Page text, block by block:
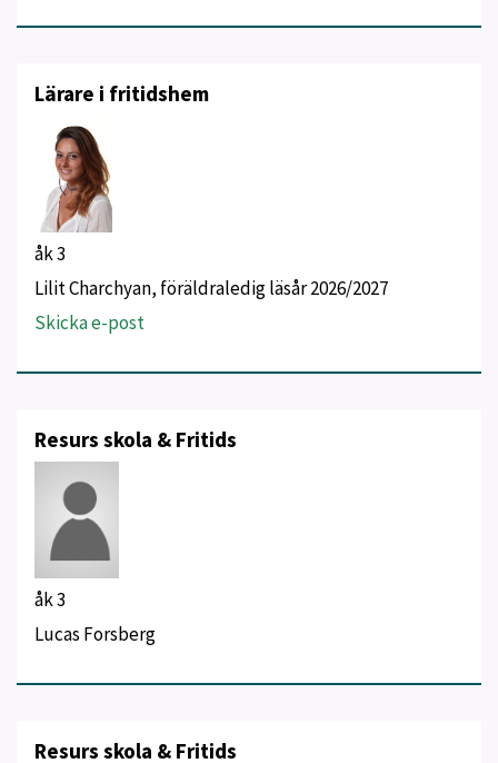
Lärare i fritidshem
åk 3
Lilit Charchyan, föräldraledig läsår 2026/2027
Skicka e-post
Resurs skola & Fritids
åk 3
Lucas Forsberg
Resurs skola & Fritids